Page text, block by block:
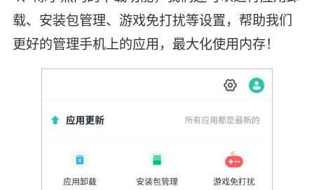
载、安装包管理、游戏免打扰等设置，帮助我们
更好的管理手机上的应用，最大化使用内存！